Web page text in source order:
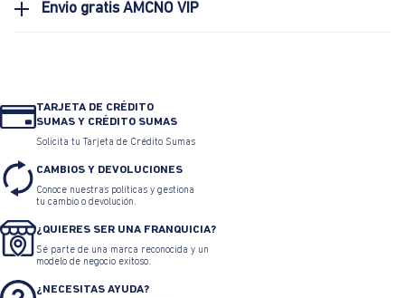
Envio gratis AMCNO VIP
TARJETA DE CRÉDITO
SUMAS Y CRÉDITO SUMAS
Solicita tu Tarjeta de Crédito Sumas
CAMBIOS Y DEVOLUCIONES
Conoce nuestras políticas y gestiona
tu cambio o devolución.
¿QUIERES SER UNA FRANQUICIA?
Sé parte de una marca reconocida y un
modelo de negocio exitoso.
¿NECESITAS AYUDA?